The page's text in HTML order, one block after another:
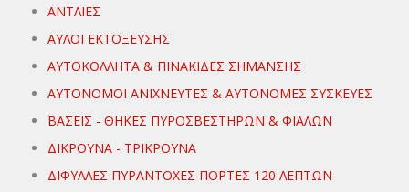
ΑΝΤΛΙΕΣ
ΑΥΛΟΙ ΕΚΤΟΞΕΥΣΗΣ
ΑΥΤΟΚΟΛΛΗΤΑ & ΠΙΝΑΚΙΔΕΣ ΣΗΜΑΝΣΗΣ
ΑΥΤΟΝΟΜΟΙ ΑΝΙΧΝΕΥΤΕΣ & ΑΥΤΟΝΟΜΕΣ ΣΥΣΚΕΥΕΣ
ΒΑΣΕΙΣ - ΘΗΚΕΣ ΠΥΡΟΣΒΕΣΤΗΡΩΝ & ΦΙΑΛΩΝ
ΔΙΚΡΟΥΝΑ - ΤΡΙΚΡΟΥΝΑ
ΔΙΦΥΛΛΕΣ ΠΥΡΑΝΤΟΧΕΣ ΠΟΡΤΕΣ 120 ΛΕΠΤΩΝ